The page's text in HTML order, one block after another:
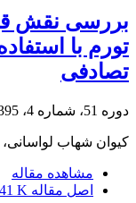
بررسی نقش
تورم با
تصادفی
دوره 51، شماره 4، 1395، صفحه
کیوان شهاب لواسانی،
مشاهده مقاله
اصل مقاله K